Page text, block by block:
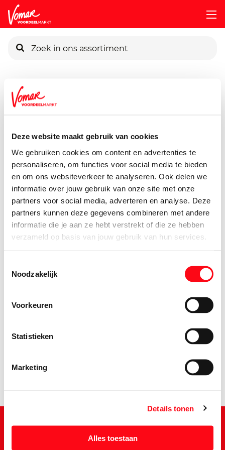
Deze website maakt gebruik van cookies
We gebruiken cookies om content en advertenties te
personaliseren, om functies voor social media te bieden
en om ons websiteverkeer te analyseren. Ook delen we
informatie over jouw gebruik van onze site met onze
partners voor social media, adverteren en analyse. Deze
partners kunnen deze gegevens combineren met andere
informatie die je aan ze hebt verstrekt of die ze hebben
verzameld op basis van jouw gebruik van hun services.
Noodzakelijk
Voorkeuren
Statistieken
Marketing
Details tonen
Alles toestaan
Pincode vergeten
Persoonlijk KIK-account
Assortiment
700 gram
1.83